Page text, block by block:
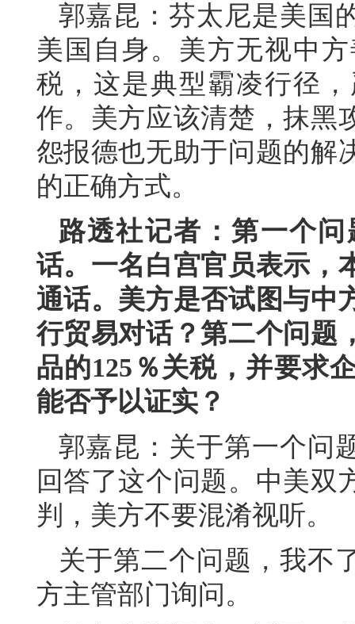
郭嘉昆：芬太尼是美国
美国自身。美方无视中
税，这是典型霸凌行径
作。美方应该清楚，抹黑
怨报德也无助于问题的解
的正确方式。
路透社记者：第一个
话。一名白宫官员表示，
通话。美方是否试图与中
行贸易对话？第二个问题
品的125％关税，并要求
能否予以证实？
郭嘉昆：关于第一个问
回答了这个问题。中美双
判，美方不要混淆视听。
关于第二个问题，我不
方主管部门询问。